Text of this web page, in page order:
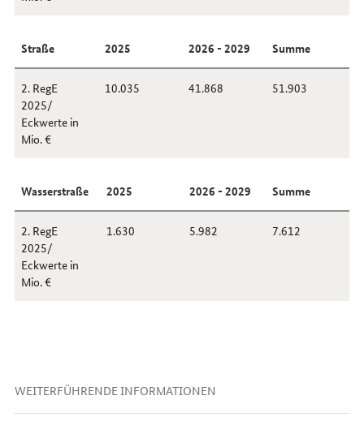
Straße 2025 2026 - 2029 Summe
2. RegE
2025/
Eckwerte in
Mio. €
10.035 41.868 51.903
Wasserstraße 2025 2026 - 2029 Summe
2. RegE
2025/
Eckwerte in
Mio. €
1.630 5.982 7.612
WEITERFÜHRENDE INFORMATIONEN